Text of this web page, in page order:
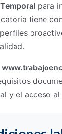
para
tiene
y el acceso